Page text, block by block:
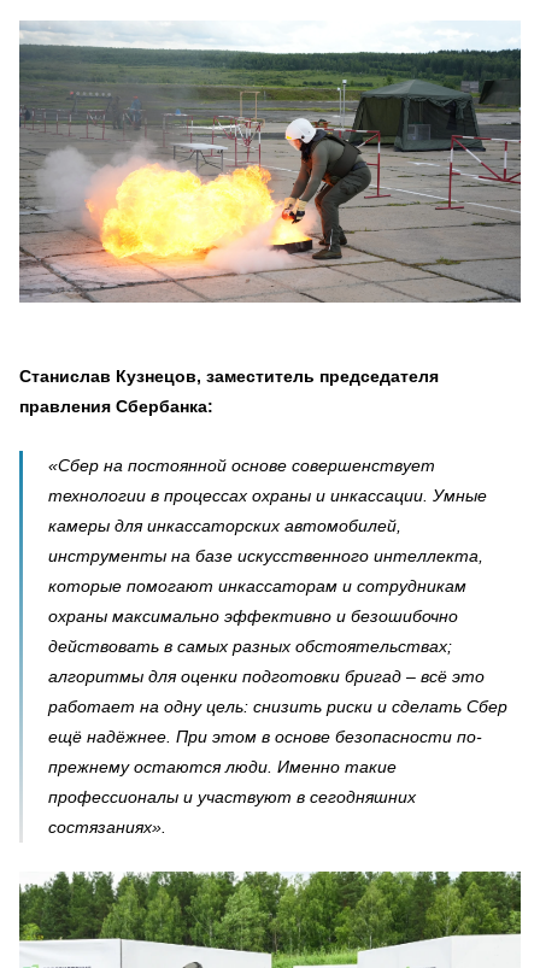
Станислав Кузнецов, заместитель председателя
правления Сбербанка:
«Сбер на постоянной основе совершенствует
технологии в процессах охраны и инкассации. Умные
камеры для инкассаторских автомобилей,
инструменты на базе искусственного интеллекта,
которые помогают инкассаторам и сотрудникам
охраны максимально эффективно и безошибочно
действовать в самых разных обстоятельствах;
алгоритмы для оценки подготовки бригад – всё это
работает на одну цель: снизить риски и сделать Сбер
ещё надёжнее. При этом в основе безопасности по-
прежнему остаются люди. Именно такие
профессионалы и участвуют в сегодняшних
состязаниях».